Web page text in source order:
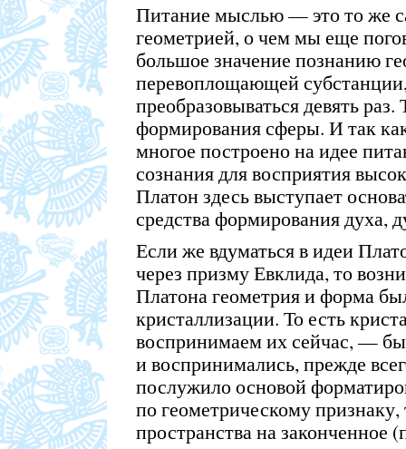
Питание мыслью — это то же
геометрией, о чем мы еще
большое значение познанию
перевоплощающей
преобразовываться девять раз.
формирования сферы. И так
многое построено на идее
сознания для восприятия
Платон здесь выступает
средства формирования духа,
Если же вдуматься в идеи
через призму Евклида, то
Платона геометрия и форма
кристаллизации. То есть
воспринимаем их сейчас, —
и воспринимались, прежде
послужило основой
по геометрическому признаку,
пространства на законченное